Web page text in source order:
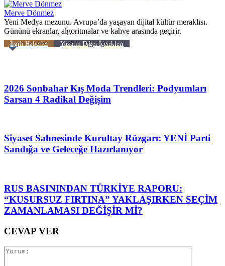
Merve Dönmez
Yeni Medya mezunu. Avrupa’da yaşayan dijital kültür meraklısı.
Gününü ekranlar, algoritmalar ve kahve arasında geçirir.
İlgili Haberler Yazarın Diğer İçerikleri
2026 Sonbahar Kış Moda Trendleri: Podyumları
Sarsan 4 Radikal Değişim
Siyaset Sahnesinde Kurultay Rüzgarı: YENİ Parti
Sandığa ve Geleceğe Hazırlanıyor
RUS BASININDAN TÜRKİYE RAPORU:
“KUSURSUZ FIRTINA” YAKLAŞIRKEN SEÇİM
ZAMANLAMASI DEĞİŞİR Mİ?
CEVAP VER